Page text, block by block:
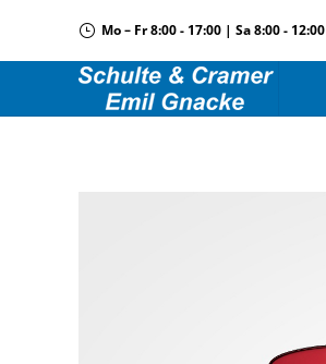
Mo – Fr 8:00 - 17:00 | Sa 8:00 - 12:00